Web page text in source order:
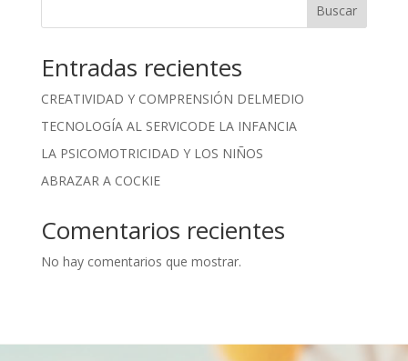
Buscar
Entradas recientes
CREATIVIDAD Y COMPRENSIÓN DELMEDIO
TECNOLOGÍA AL SERVICODE LA INFANCIA
LA PSICOMOTRICIDAD Y LOS NIÑOS
ABRAZAR A COCKIE
Comentarios recientes
No hay comentarios que mostrar.